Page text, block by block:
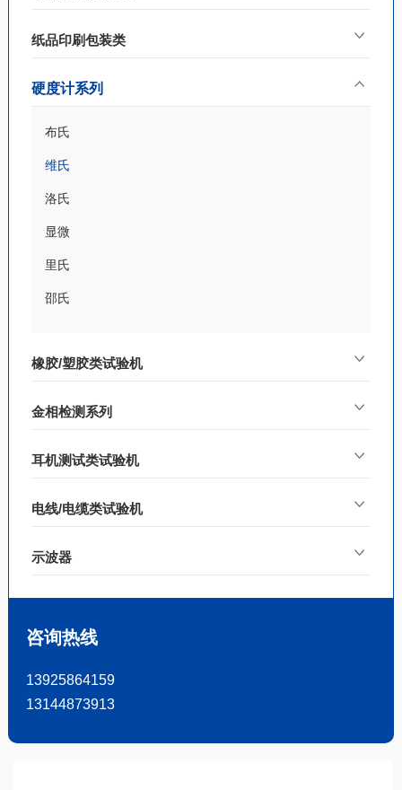
纸品印刷包装类
硬度计系列
布氏
维氏
洛氏
显微
里氏
邵氏
橡胶/塑胶类试验机
金相检测系列
耳机测试类试验机
电线/电缆类试验机
示波器
咨询热线
13925864159
13144873913